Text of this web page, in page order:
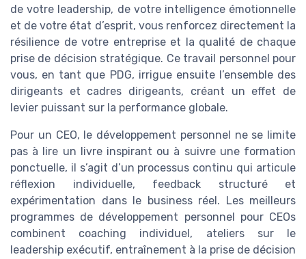
de votre leadership, de votre intelligence émotionnelle
et de votre état d’esprit, vous renforcez directement la
résilience de votre entreprise et la qualité de chaque
prise de décision stratégique. Ce travail personnel pour
vous, en tant que PDG, irrigue ensuite l’ensemble des
dirigeants et cadres dirigeants, créant un effet de
levier puissant sur la performance globale.
Pour un CEO, le développement personnel ne se limite
pas à lire un livre inspirant ou à suivre une formation
ponctuelle, il s’agit d’un processus continu qui articule
réflexion individuelle, feedback structuré et
expérimentation dans le business réel. Les meilleurs
programmes de développement personnel pour CEOs
combinent coaching individuel, ateliers sur le
leadership exécutif, entraînement à la prise de décision